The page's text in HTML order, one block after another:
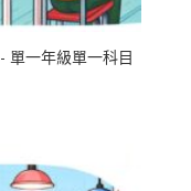
單一年級單一科目